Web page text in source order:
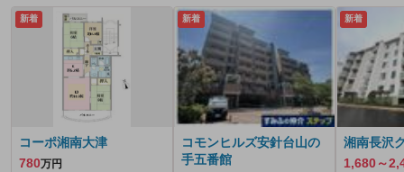
新着
コーポ湘南大津
780万円
新着
コモンヒルズ安針台山の
手五番館
新着
湘南長沢
1,680～